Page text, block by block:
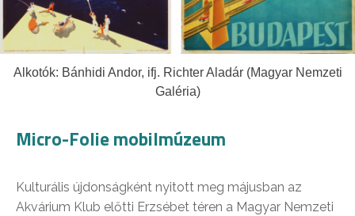
Alkotók: Bánhidi Andor, ifj. Richter Aladár (Magyar Nemzeti
Galéria)
Micro-Folie mobilmúzeum
Kulturális újdonságként nyitott meg májusban az
Akvárium Klub előtti Erzsébet téren a Magyar Nemzeti